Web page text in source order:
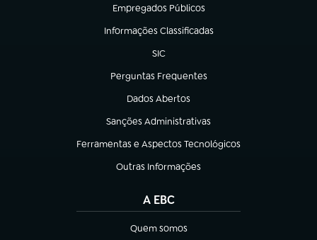
Empregados Públicos
(abre em nova aba)
Informações Classificadas
(abre em nova aba)
SIC
(abre em nova aba)
Perguntas Frequentes
(abre em nova aba)
Dados Abertos
(abre em nova aba)
Sanções Administrativas
(abre em nova aba)
Ferramentas e Aspectos Tecnológicos
(abre em nova aba)
Outras Informações
(abre em nova aba)
A EBC
Quem somos
(abre em nova aba)